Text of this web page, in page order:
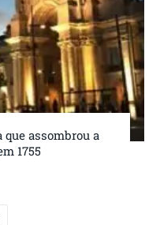
assombrou a
1755